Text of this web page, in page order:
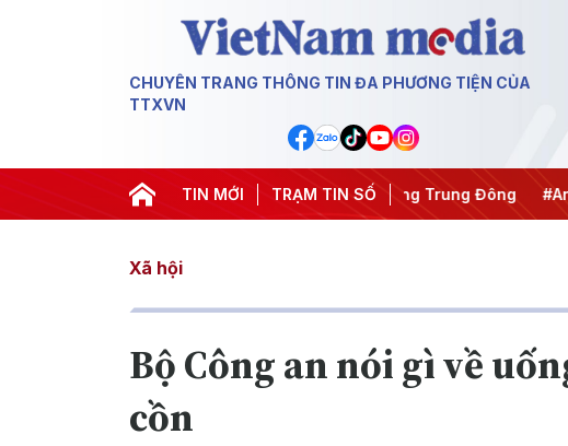
CHUYÊN TRANG THÔNG TIN ĐA PHƯƠNG TIỆN CỦA
TTXVN
TIN MỚI TRẠM TIN SỐ
#Chống khai thác IUU #Căng thẳng Trung Đông #An ninh năng
Xã hội
Bộ Công an nói gì về
cồn